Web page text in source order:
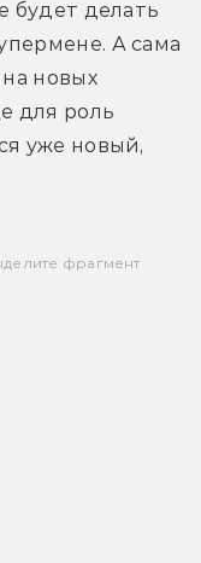
будет делать
А сама
новых
для роль
уже новый,
фрагмент